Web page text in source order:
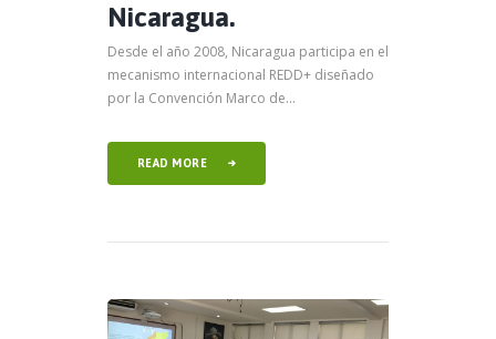
Nicaragua.
Desde el año 2008, Nicaragua participa en el
mecanismo internacional REDD+ diseñado
por la Convención Marco de...
READ MORE